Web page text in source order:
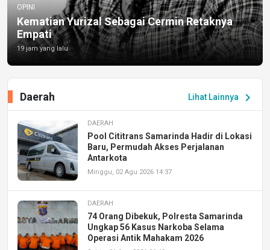
OPINI
Kematian Yurizal Sebagai Cermin Retaknya
Empati
19 jam yang lalu
Lihat Lainnya chevron_right
Daerah
DAERAH
Pool Cititrans Samarinda Hadir di Lokasi
Baru, Permudah Akses Perjalanan
Antarkota
Minggu, 02 Agu 2026 14:37
DAERAH
74 Orang Dibekuk, Polresta Samarinda
Ungkap 56 Kasus Narkoba Selama
Operasi Antik Mahakam 2026